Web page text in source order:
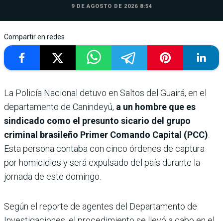
9 DE AGOSTO DE 2026 8:54
Compartir en redes
La Policía Nacional detuvo en Saltos del Guairá, en el
departamento de Canindeyú, a un hombre que es
sindicado como el presunto sicario del grupo
criminal brasileño Primer Comando Capital (PCC)
Esta persona contaba con cinco órdenes de captura
por homicidios y será expulsado del país durante la
jornada de este domingo.
Según el reporte de agentes del Departamento de